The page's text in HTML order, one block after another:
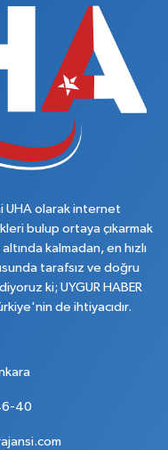
UHA olarak internet
bulup ortaya çıkarmak
kalmadan, en hızlı
tarafsız ve doğru
ki; UYGUR HABER
de ihtiyacıdır.
40